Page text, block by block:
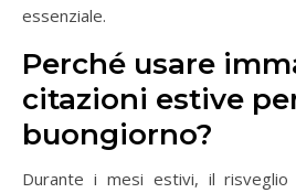
essenziale.
Perché usare
citazioni estive
buongiorno?
Durante i mesi estivi, il risveglio